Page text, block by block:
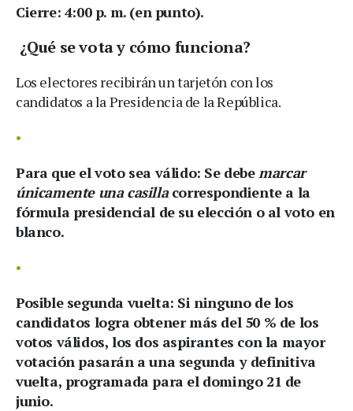
Cierre: 4:00 p. m. (en punto).
¿Qué se vota y cómo funciona?
Los electores recibirán un tarjetón con los
candidatos a la Presidencia de la República.
Para que el voto sea válido: Se debemarcar
únicamente una casillacorrespondiente a la
fórmula presidencial de su elección o al voto en
blanco.
Posible segunda vuelta: Si ninguno de los
candidatos logra obtener más del 50 % de los
votos válidos, los dos aspirantes con la mayor
votación pasarán a una segunda y definitiva
vuelta, programada para el domingo 21 de
junio.